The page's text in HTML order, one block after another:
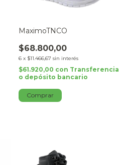
MaximoTNCO
$68.800,00
6 x $11.466,67 sin interés
$61.920,00 con Transferencia
o depósito bancario
Comprar